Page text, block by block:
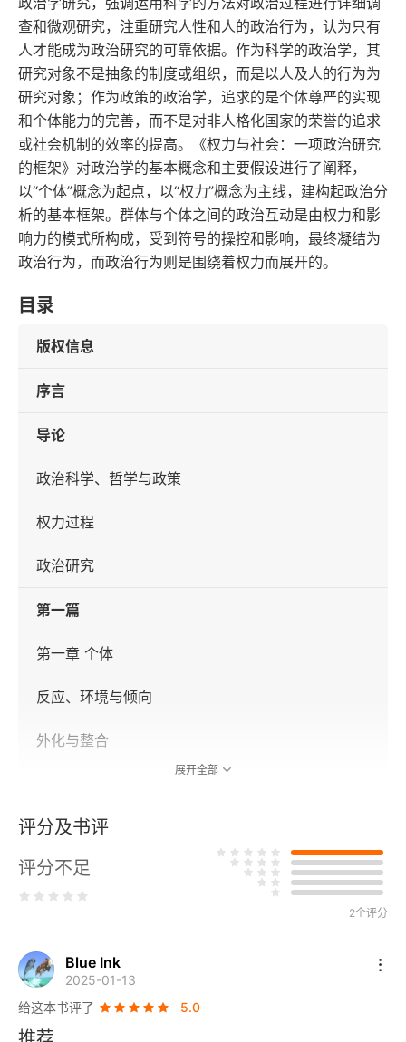
查和微观研究，注重研究人性和人的政治行为，认为只有
人才能成为政治研究的可靠依据。作为科学的政治学，其
研究对象不是抽象的制度或组织，而是以人及人的行为为
研究对象；作为政策的政治学，追求的是个体尊严的实现
和个体能力的完善，而不是对非人格化国家的荣誉的追求
或社会机制的效率的提高。《权力与社会：一项政治研究
的框架》对政治学的基本概念和主要假设进行了阐释，
以“个体”概念为起点，以“权力”概念为主线，建构起政治分
析的基本框架。群体与个体之间的政治互动是由权力和影
响力的模式所构成，受到符号的操控和影响，最终凝结为
政治行为，而政治行为则是围绕着权力而展开的。
目录
版权信息
序言
导论
政治科学、哲学与政策
权力过程
政治研究
第一篇
第一章 个体
反应、环境与倾向
外化与整合
第二章 观点
价值与需求
利益与关注结构
第三章 群体
展开全部
评分及书评
评分不足
2个评分
Blue Ink
2025-01-13
给这本书评了
5.0